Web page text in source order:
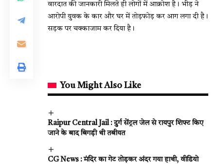
वारदात की जानकारी मिलते ही लोगों में आक्रोश है। भीड़ ने
आरोपी युवक के कार और घर में तोड़फोड़ कर आग लगा दी है।
सड़क पर चक्काजाम कर दिया है।
You Might Also Like
Raipur Central Jail : दुर्ग सेंट्रल जेल से रायपुर शिफ्ट किए
जाने के बाद बिगड़ी थी तबीयत
CG News : मंदिर का गेट तोड़कर अंदर गया हाथी, वीडियो